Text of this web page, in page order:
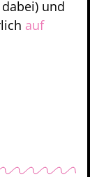
und
auf